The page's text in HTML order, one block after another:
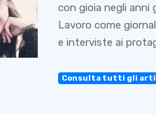
con gioia negli anni
Lavoro come
e interviste ai
Consulta tutti gli